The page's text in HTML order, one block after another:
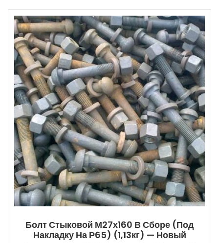
Болт Стыковой М27х160 В Сборе (под
Накладку На Р65) (1,13кг) — Новый